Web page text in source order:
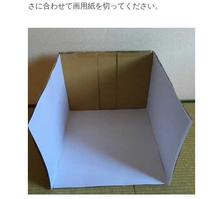
さに合わせて画用紙を切ってください。